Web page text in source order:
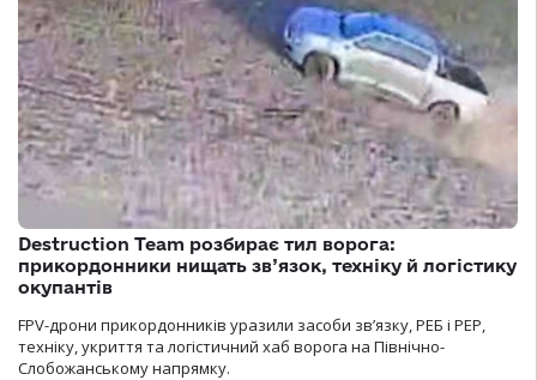
Destruction Team розбирає тил ворога:
прикордонники нищать зв’язок, техніку й логістику
окупантів
FPV-дрони прикордонників уразили засоби зв’язку, РЕБ і РЕР,
техніку, укриття та логістичний хаб ворога на Північно-
Слобожанському напрямку.